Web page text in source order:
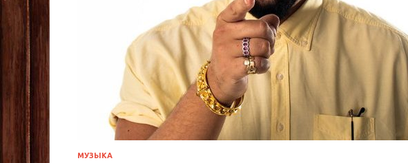
МУЗЫКА